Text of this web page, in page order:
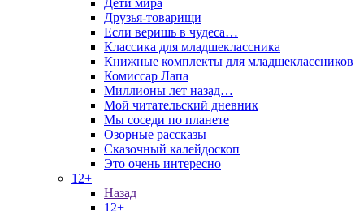
Дети мира
Друзья-товарищи
Если веришь в чудеса…
Классика для младшеклассника
Книжные комплекты для младшеклассников
Комиссар Лапа
Миллионы лет назад…
Мой читательский дневник
Мы соседи по планете
Озорные рассказы
Сказочный калейдоскоп
Это очень интересно
12+
Назад
12+